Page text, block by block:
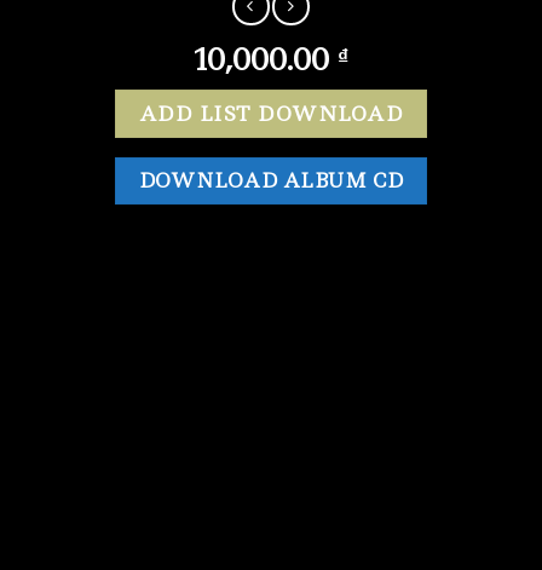
10,000.00 ₫
ADD LIST DOWNLOAD
DOWNLOAD ALBUM CD